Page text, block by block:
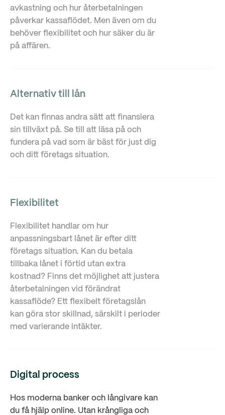
avkastning och hur återbetalningen
påverkar kassaflödet. Men även om du
behöver flexibilitet och hur säker du är
på affären.
Alternativ till lån
Det kan finnas andra sätt att finansiera
sin tillväxt på. Se till att läsa på och
fundera på vad som är bäst för just dig
och ditt företags situation.
Flexibilitet
Flexibilitet handlar om hur
anpassningsbart lånet är efter ditt
företags situation. Kan du betala
tillbaka lånet i förtid utan extra
kostnad? Finns det möjlighet att justera
återbetalningen vid förändrat
kassaflöde? Ett flexibelt företagslån
kan göra stor skillnad, särskilt i perioder
med varierande intäkter.
Digital process
Hos moderna banker och långivare kan
du få hjälp online. Utan krångliga och